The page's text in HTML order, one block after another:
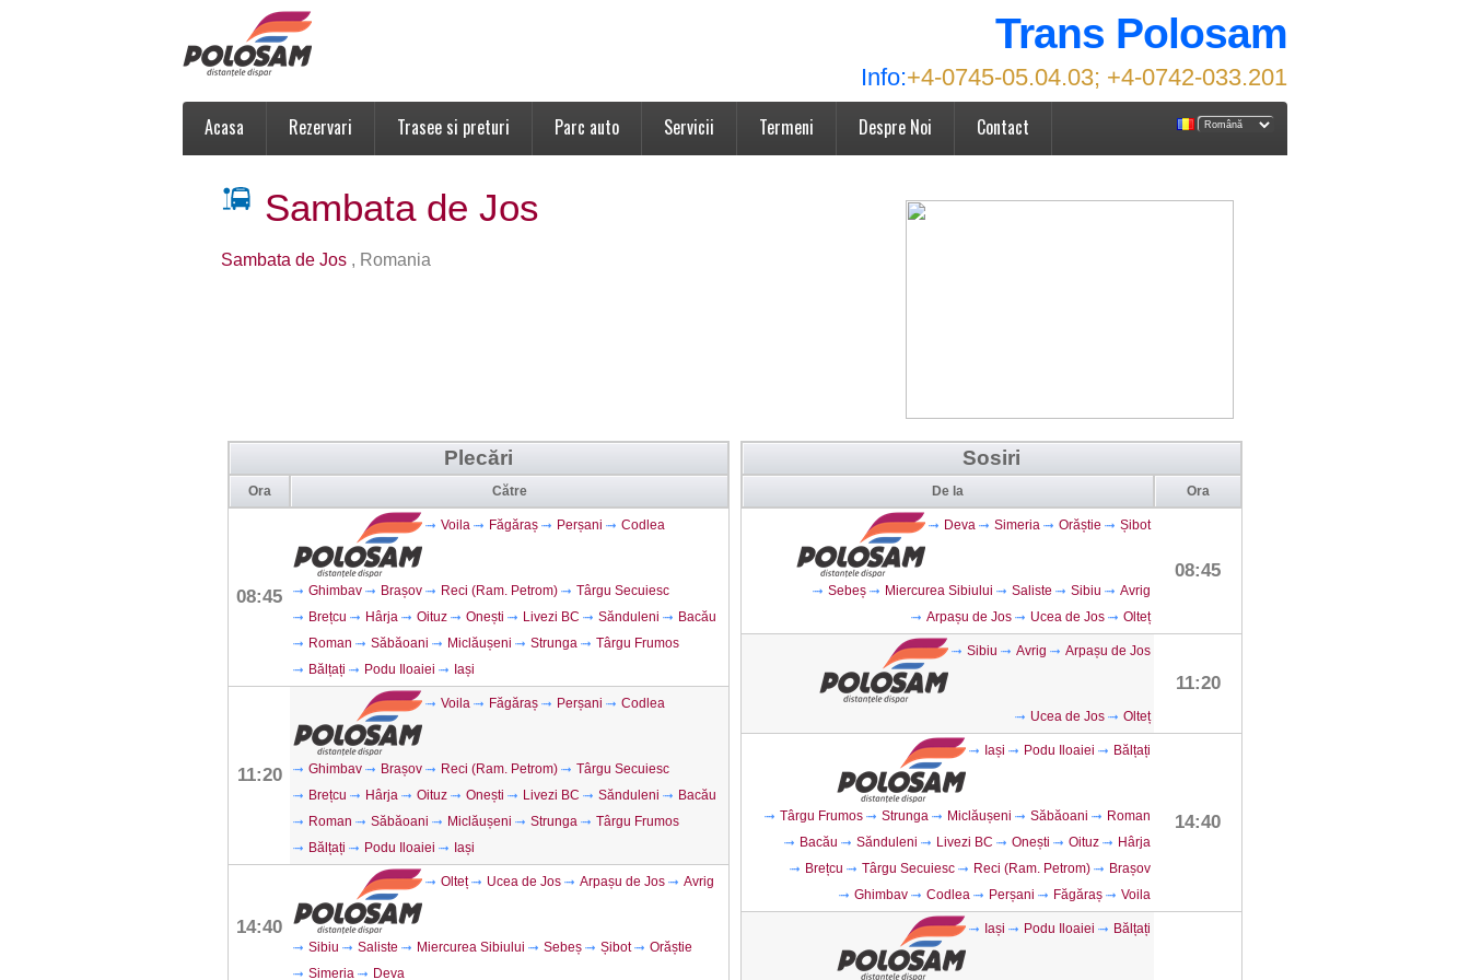
Trans Polosam
Info:+4-0745-05.04.03; +4-0742-033.201
Acasa Rezervari Trasee si preturi Parc auto Servicii Termeni Despre Noi Contact
Sambata de Jos
Sambata de Jos , Romania
Plecări
Ora Către
08:45
Voila Făgăraș Perșani Codlea
Ghimbav Brașov Reci (Ram. Petrom)
Târgu Secuiesc
Brețcu
Hârja Oituz Onești Livezi BC Sănduleni
Bacău
Roman
Săbăoani Miclăușeni Strunga
Târgu Frumos
Bălțați
Podu Iloaiei Iași
11:20
Voila Făgăraș Perșani Codlea
Ghimbav Brașov Reci (Ram. Petrom)
Târgu Secuiesc
Brețcu
Hârja Oituz Onești Livezi BC Sănduleni
Bacău
Roman
Săbăoani Miclăușeni Strunga
Târgu Frumos
Bălțați
Podu Iloaiei Iași
14:40
Olteț Ucea de Jos Arpașu de Jos Avrig
Sibiu Saliste Miercurea Sibiului Sebeș Șibot
Orăștie
Simeria
Deva
Sosiri
De la Ora
Deva Simeria Orăștie Șibot
Sebeș Miercurea Sibiului Saliste Sibiu
Avrig
Arpașu de Jos
Ucea de Jos Olteț
08:45
Sibiu Avrig Arpașu de Jos
Ucea de Jos Olteț
11:20
Iași Podu Iloaiei Bălțați
Târgu Frumos Strunga Miclăușeni Săbăoani
Roman
Bacău
Sănduleni Livezi BC Onești Oituz
Hârja
Brețcu
Târgu Secuiesc Reci (Ram. Petrom)
Brașov
Ghimbav
Codlea Perșani Făgăraș Voila
14:40
Iași Podu Iloaiei Bălțați